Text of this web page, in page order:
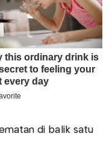
di balik satu